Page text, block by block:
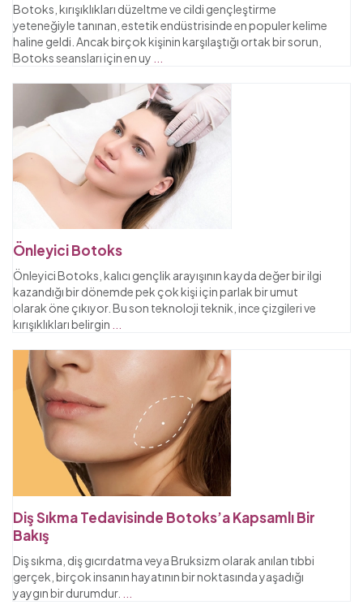
Botoks, kırışıklıkları düzeltme ve cildi gençleştirme
yeteneğiyle tanınan, estetik endüstrisinde en populer kelime
haline geldi. Ancak birçok kişinin karşılaştığı ortak bir sorun,
Botoks seansları için en uy
Önleyici Botoks
Önleyici Botoks, kalıcı gençlik arayışının kayda değer bir ilgi
kazandığı bir dönemde pek çok kişi için parlak bir umut
olarak öne çıkıyor. Bu son teknoloji teknik, ince çizgileri ve
kırışıklıkları belirgin
Diş Sıkma Tedavisinde Botoks’a Kapsamlı Bir
Bakış
Diş sıkma, diş gıcırdatma veya Bruksizm olarak anılan tıbbi
gerçek, birçok insanın hayatının bir noktasında yaşadığı
yaygın bir durumdur.